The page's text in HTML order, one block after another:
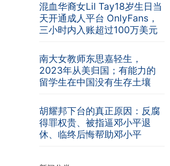
混血华裔女Lil Tay18岁生日当
天开通成人平台 OnlyFans，
三小时内入账超过100万美元
南大女教师东思嘉轻生，
2023年从美归国；有能力的
留学生在中国没有生存土壤
胡耀邦下台的真正原因：反腐
得罪权贵、被指逼邓小平退
休、临终后悔帮助邓小平